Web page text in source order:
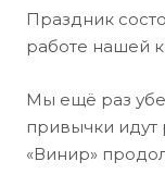
Праздник
работе нашей
Мы ещё раз
привычки идут
«Винир»